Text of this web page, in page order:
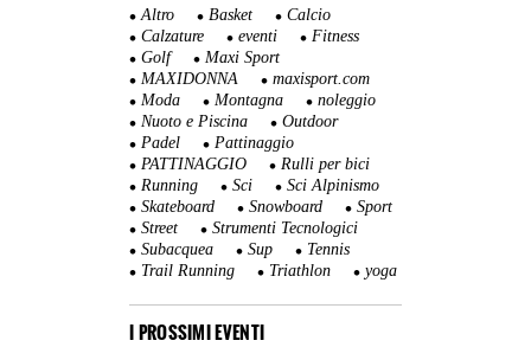
Altro Basket
Calcio
Calzature
eventi
Fitness
Golf
Maxi Sport
MAXIDONNA
maxisport.com
Moda
Montagna
noleggio
Nuoto e Piscina
Outdoor
Padel
Pattinaggio
PATTINAGGIO
Rulli per bici
Running
Sci
Sci Alpinismo
Skateboard
Snowboard
Sport
Street
Strumenti Tecnologici
Subacquea
Sup
Tennis
Trail Running
Triathlon yoga
I PROSSIMI EVENTI